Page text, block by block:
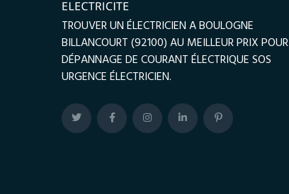
TROUVER UN ÉLECTRICIEN A BOULOGNE
BILLANCOURT (92100) AU MEILLEUR PRIX POUR
DÉPANNAGE DE COURANT ÉLECTRIQUE SOS
URGENCE ÉLECTRICIEN.